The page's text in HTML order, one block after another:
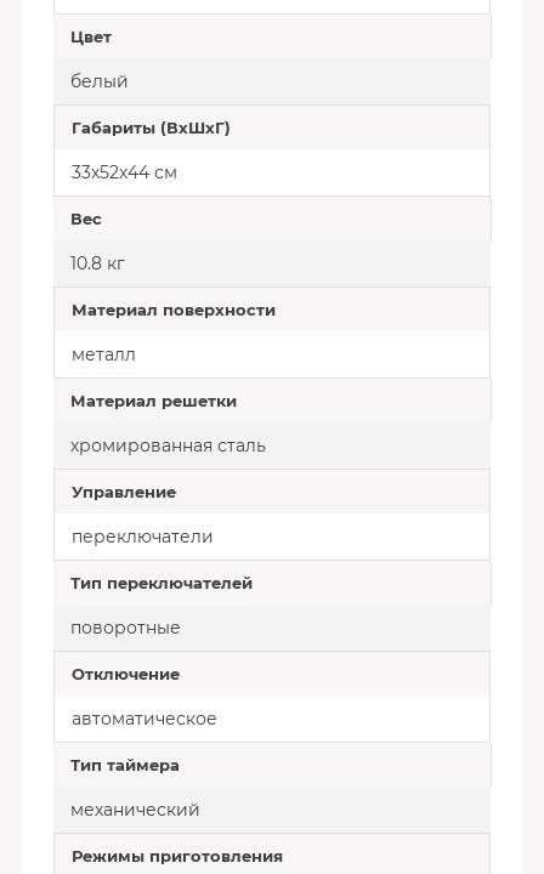
Цвет
белый
Габариты (ВхШхГ)
33х52х44 см
Вес
10.8 кг
Материал поверхности
металл
Материал решетки
хромированная сталь
Управление
переключатели
Тип переключателей
поворотные
Отключение
автоматическое
Тип таймера
механический
Режимы приготовления